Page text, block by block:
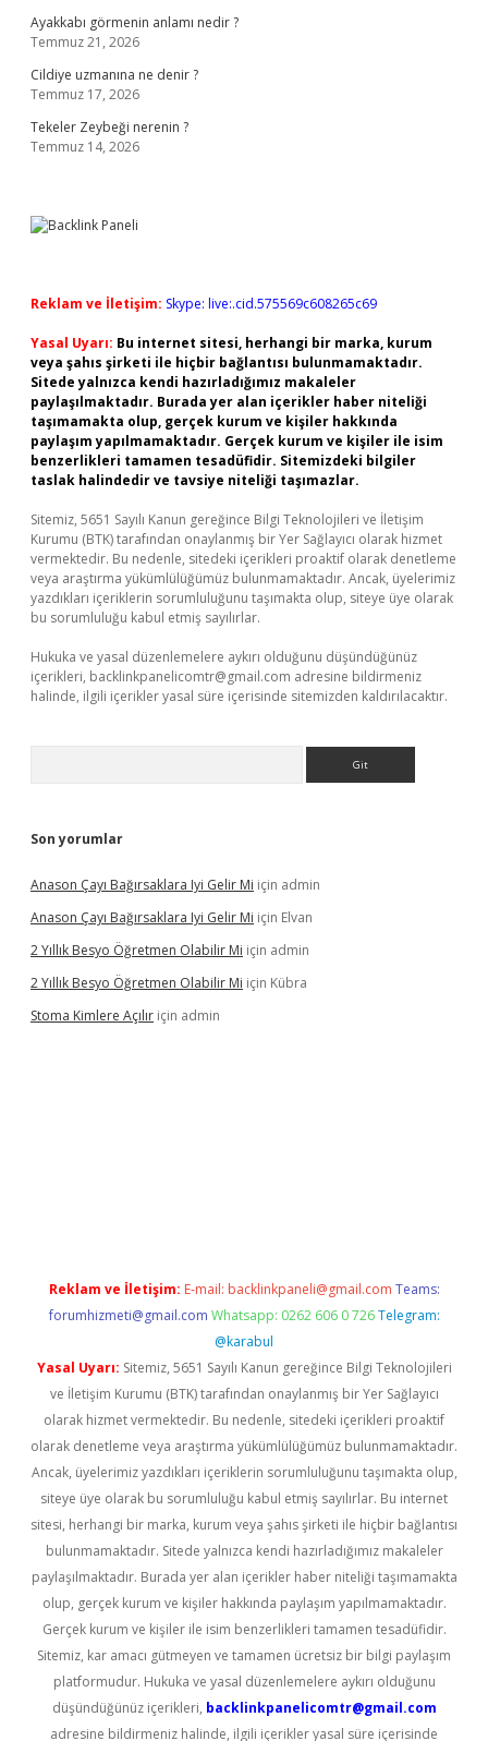
Ayakkabı görmenin anlamı nedir ?
Temmuz 21, 2026
Cildiye uzmanına ne denir ?
Temmuz 17, 2026
Tekeler Zeybeği nerenin ?
Temmuz 14, 2026
Reklam ve İletişim: Skype: live:.cid.575569c608265c69
Yasal Uyarı: Bu internet sitesi, herhangi bir marka, kurum
veya şahıs şirketi ile hiçbir bağlantısı bulunmamaktadır.
Sitede yalnızca kendi hazırladığımız makaleler
paylaşılmaktadır. Burada yer alan içerikler haber niteliği
taşımamakta olup, gerçek kurum ve kişiler hakkında
paylaşım yapılmamaktadır. Gerçek kurum ve kişiler ile isim
benzerlikleri tamamen tesadüfidir. Sitemizdeki bilgiler
taslak halindedir ve tavsiye niteliği taşımazlar.
Sitemiz, 5651 Sayılı Kanun gereğince Bilgi Teknolojileri ve İletişim
Kurumu (BTK) tarafından onaylanmış bir Yer Sağlayıcı olarak hizmet
vermektedir. Bu nedenle, sitedeki içerikleri proaktif olarak denetleme
veya araştırma yükümlülüğümüz bulunmamaktadır. Ancak, üyelerimiz
yazdıkları içeriklerin sorumluluğunu taşımakta olup, siteye üye olarak
bu sorumluluğu kabul etmiş sayılırlar.
Hukuka ve yasal düzenlemelere aykırı olduğunu düşündüğünüz
içerikleri, backlinkpanelicomtr@gmail.com adresine bildirmeniz
halinde, ilgili içerikler yasal süre içerisinde sitemizden kaldırılacaktır.
Son yorumlar
Anason Çayı Bağırsaklara Iyi Gelir Mi için admin
Anason Çayı Bağırsaklara Iyi Gelir Mi için Elvan
2 Yıllık Besyo Öğretmen Olabilir Mi için admin
2 Yıllık Besyo Öğretmen Olabilir Mi için Kübra
Stoma Kimlere Açılır için admin
Reklam ve İletişim: E-mail: backlinkpaneli@gmail.com Teams:
forumhizmeti@gmail.com Whatsapp: 0262 606 0 726 Telegram:
@karabul
Yasal Uyarı: Sitemiz, 5651 Sayılı Kanun gereğince Bilgi Teknolojileri
ve İletişim Kurumu (BTK) tarafından onaylanmış bir Yer Sağlayıcı
olarak hizmet vermektedir. Bu nedenle, sitedeki içerikleri proaktif
olarak denetleme veya araştırma yükümlülüğümüz bulunmamaktadır.
Ancak, üyelerimiz yazdıkları içeriklerin sorumluluğunu taşımakta olup,
siteye üye olarak bu sorumluluğu kabul etmiş sayılırlar. Bu internet
sitesi, herhangi bir marka, kurum veya şahıs şirketi ile hiçbir bağlantısı
bulunmamaktadır. Sitede yalnızca kendi hazırladığımız makaleler
paylaşılmaktadır. Burada yer alan içerikler haber niteliği taşımamakta
olup, gerçek kurum ve kişiler hakkında paylaşım yapılmamaktadır.
Gerçek kurum ve kişiler ile isim benzerlikleri tamamen tesadüfidir.
Sitemiz, kar amacı gütmeyen ve tamamen ücretsiz bir bilgi paylaşım
platformudur. Hukuka ve yasal düzenlemelere aykırı olduğunu
düşündüğünüz içerikleri, backlinkpanelicomtr@gmail.com
adresine bildirmeniz halinde, ilgili içerikler yasal süre içerisinde